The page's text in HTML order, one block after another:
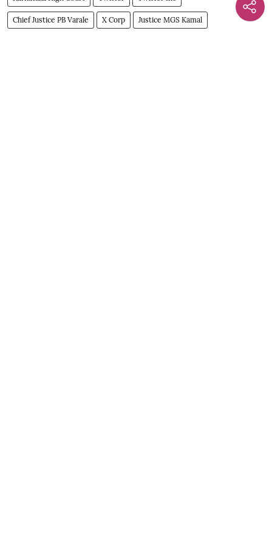
Chief Justice PB Varale X Corp Justice MGS Kamal